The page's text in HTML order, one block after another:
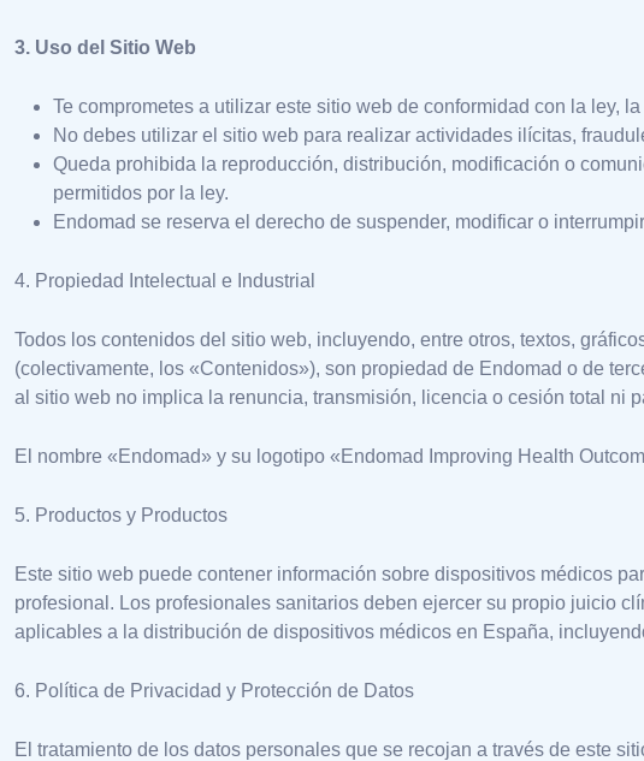
3. Uso del Sitio Web
Te comprometes a utilizar este sitio web de conformidad con la ley,
No debes utilizar el sitio web para realizar actividades ilícitas,
Queda prohibida la reproducción, distribución, modificación o
permitidos por la ley.
Endomad se reserva el derecho de suspender, modificar o
4. Propiedad Intelectual e Industrial
Todos los contenidos del sitio web, incluyendo, entre otros, textos,
(colectivamente, los «Contenidos»), son propiedad de Endomad o de
al sitio web no implica la renuncia, transmisión, licencia o cesión total ni
El nombre «Endomad» y su logotipo «Endomad Improving Health
5. Productos y Productos
Este sitio web puede contener información sobre dispositivos médicos
profesional. Los profesionales sanitarios deben ejercer su propio juicio
aplicables a la distribución de dispositivos médicos en España,
6. Política de Privacidad y Protección de Datos
El tratamiento de los datos personales que se recojan a través de este